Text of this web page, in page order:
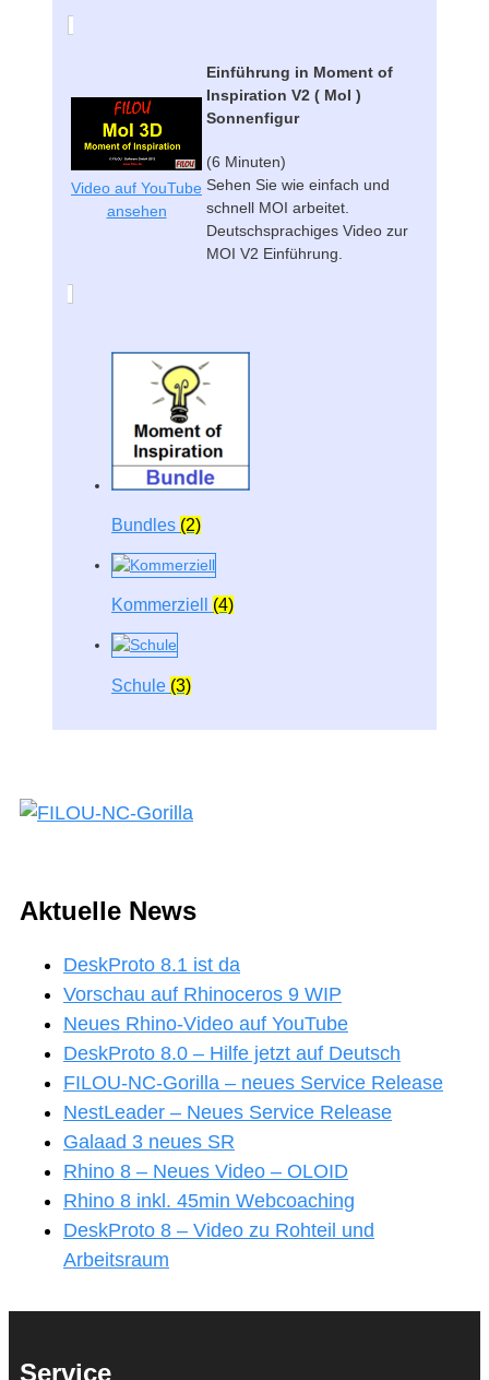
Video auf YouTube
ansehen
Einführung in Moment of
Inspiration V2 ( MoI )
Sonnenfigur
(6 Minuten)
Sehen Sie wie einfach und
schnell MOI arbeitet.
Deutschsprachiges Video zur
MOI V2 Einführung.
Bundles (2)
Kommerziell (4)
Schule (3)
Aktuelle News
DeskProto 8.1 ist da
Vorschau auf Rhinoceros 9 WIP
Neues Rhino-Video auf YouTube
DeskProto 8.0 – Hilfe jetzt auf Deutsch
FILOU-NC-Gorilla – neues Service Release
NestLeader – Neues Service Release
Galaad 3 neues SR
Rhino 8 – Neues Video – OLOID
Rhino 8 inkl. 45min Webcoaching
DeskProto 8 – Video zu Rohteil und
Arbeitsraum
Service